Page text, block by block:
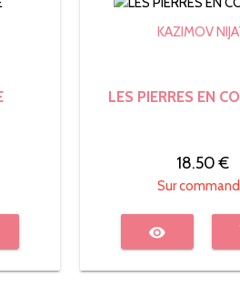
KAZIMOV
LES PIERRES EN
18.50 €
Sur
visibility